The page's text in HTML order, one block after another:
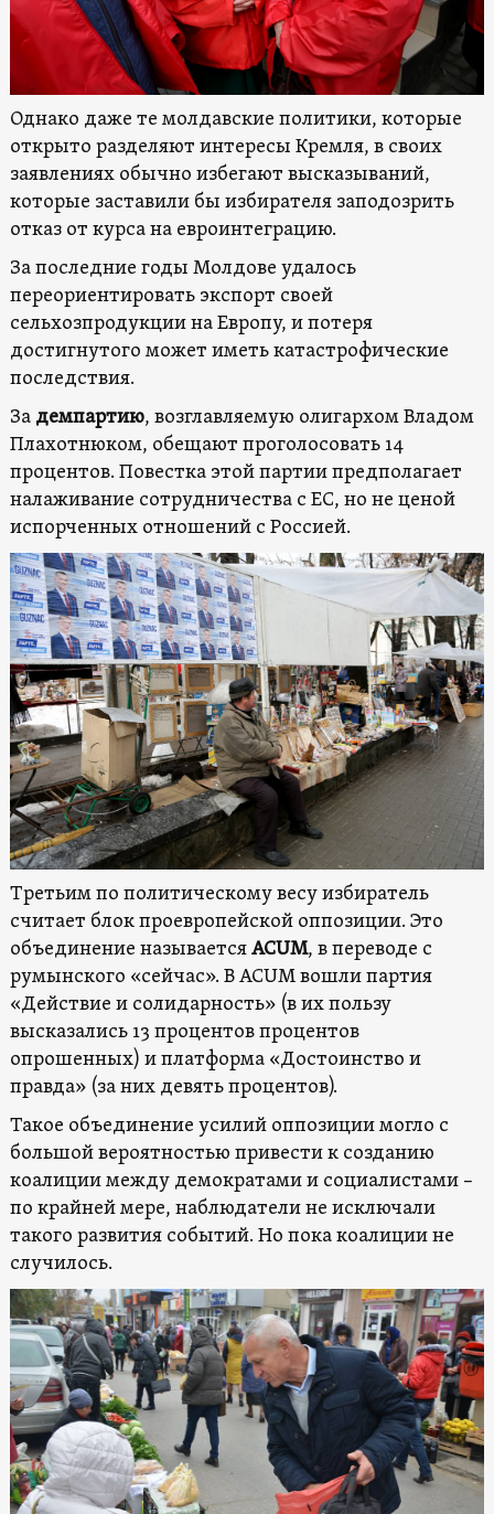
Однако даже те молдавские политики, которые
открыто разделяют интересы Кремля, в своих
заявлениях обычно избегают высказываний,
которые заставили бы избирателя заподозрить
отказ от курса на евроинтеграцию.
За последние годы Молдове удалось
переориентировать экспорт своей
сельхозпродукции на Европу, и потеря
достигнутого может иметь катастрофические
последствия.
За демпартию, возглавляемую олигархом Владом
Плахотнюком, обещают проголосовать 14
процентов. Повестка этой партии предполагает
налаживание сотрудничества с ЕС, но не ценой
испорченных отношений с Россией.
Третьим по политическому весу избиратель
считает блок проевропейской оппозиции. Это
объединение называетсяACUM, в переводе с
румынского «сейчас». В ACUM вошли партия
«Действие и солидарность» (в их пользу
высказались 13 процентов процентов
опрошенных) и платформа «Достоинство и
правда» (за них девять процентов).
Такое объединение усилий оппозиции могло с
большой вероятностью привести к созданию
коалиции между демократами и социалистами –
по крайней мере, наблюдатели не исключали
такого развития событий. Но пока коалиции не
случилось.